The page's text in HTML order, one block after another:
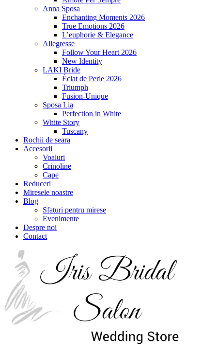
Anna Sposa
Enchanting Moments 2026
True Emotions 2026
L’euphorie & Elegance
Allegresse
Follow Your Heart 2026
New Identity
LAKI Bride
Èclat de Perle 2026
Triumph
Fusion-Unique
Sposa Lia
Perfection in White
White Story
Tuscany
Rochii de seara
Accesorii
Voaluri
Crinoline
Cape
Reduceri
Miresele noastre
Blog
Sfaturi pentru mirese
Evenimente
Despre noi
Contact